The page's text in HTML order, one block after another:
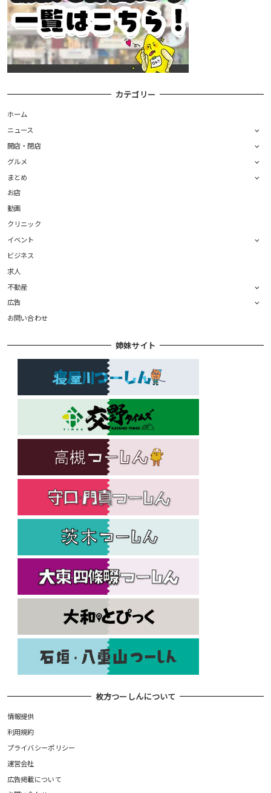
カテゴリー
ホーム
ニュース
開店・閉店
グルメ
まとめ
お店
動画
クリニック
イベント
ビジネス
求人
不動産
広告
お問い合わせ
姉妹サイト
枚方つーしんについて
情報提供
利用規約
プライバシーポリシー
運営会社
広告掲載について